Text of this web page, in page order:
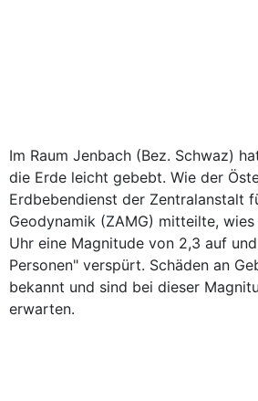
Im Raum Jenbach (Bez. Schwaz)
die Erde leicht gebebt. Wie der
Erdbebendienst der Zentralanstalt
Geodynamik (ZAMG) mitteilte, wies
Uhr eine Magnitude von 2,3 auf
Personen" verspürt. Schäden an
bekannt und sind bei dieser
erwarten.